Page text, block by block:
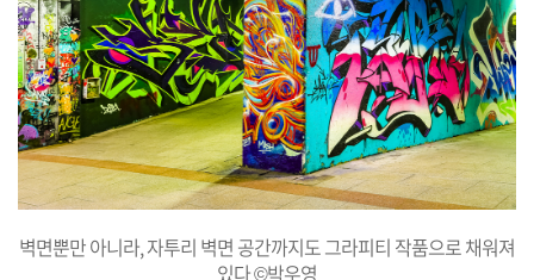
벽면뿐만 아니라, 자투리 벽면 공간까지도 그라피티 작품으로 채워져
있다 ©박우영